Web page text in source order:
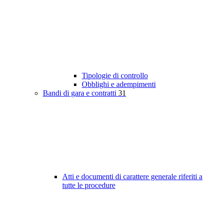
Tipologie di controllo
Obblighi e adempimenti
Bandi di gara e contratti 31
Atti e documenti di carattere generale riferiti a
tutte le procedure